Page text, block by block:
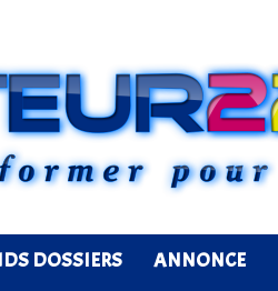
DOSSIERS ANNONCE